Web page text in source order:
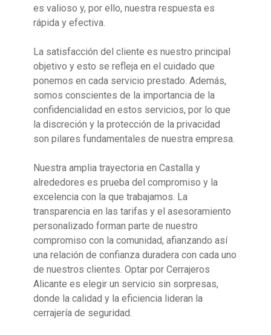
es valioso y, por ello, nuestra respuesta es
rápida y efectiva.
La satisfacción del cliente es nuestro principal
objetivo y esto se refleja en el cuidado que
ponemos en cada servicio prestado. Además,
somos conscientes de la importancia de la
confidencialidad en estos servicios, por lo que
la discreción y la protección de la privacidad
son pilares fundamentales de nuestra empresa.
Nuestra amplia trayectoria en Castalla y
alrededores es prueba del compromiso y la
excelencia con la que trabajamos. La
transparencia en las tarifas y el asesoramiento
personalizado forman parte de nuestro
compromiso con la comunidad, afianzando así
una relación de confianza duradera con cada uno
de nuestros clientes. Optar por Cerrajeros
Alicante es elegir un servicio sin sorpresas,
donde la calidad y la eficiencia lideran la
cerrajería de seguridad.